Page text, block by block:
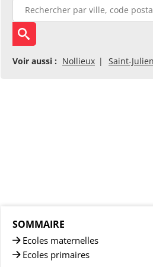
Voir aussi : Nollieux Saint-
SOMMAIRE
Ecoles maternelles
Ecoles primaires